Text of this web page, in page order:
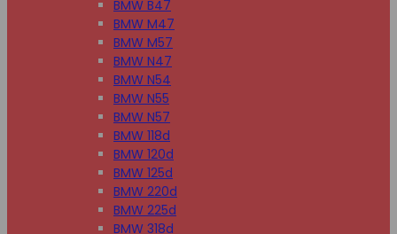
BMW B47
BMW M47
BMW M57
BMW N47
BMW N54
BMW N55
BMW N57
BMW 118d
BMW 120d
BMW 125d
BMW 220d
BMW 225d
BMW 318d